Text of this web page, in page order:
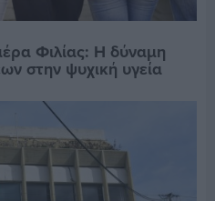
Φιλίας: Η δύναμη
στην ψυχική υγεία